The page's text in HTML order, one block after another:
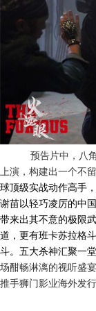
预告片中，八
上演，构建出一个不
球顶级实战动作高手
谢苗以轻巧凌厉的中
带来出其不意的极限
道，更有班卡苏拉格
斗。五大杀神汇聚一堂
场酣畅淋漓的视听盛
推手狮门影业海外发